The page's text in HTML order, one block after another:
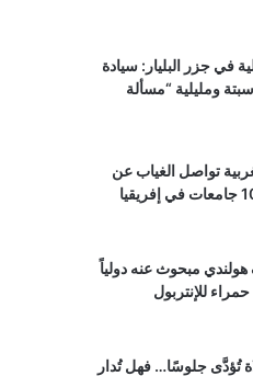
في جزر البليار: سيادة
ومليلية “مسألة
تواصل الغياب عن
مبحوث عنه دولياً
للإنتربول
تُؤدَّى جلوسًا… فهل تُدار